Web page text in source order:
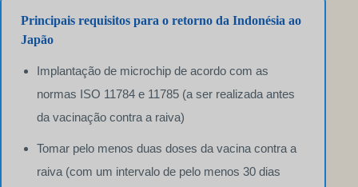
Principais requisitos para o retorno da Indonésia ao
Japão
Implantação de microchip de acordo com as
normas ISO 11784 e 11785 (a ser realizada antes
da vacinação contra a raiva)
Tomar pelo menos duas doses da vacina contra a
raiva (com um intervalo de pelo menos 30 dias